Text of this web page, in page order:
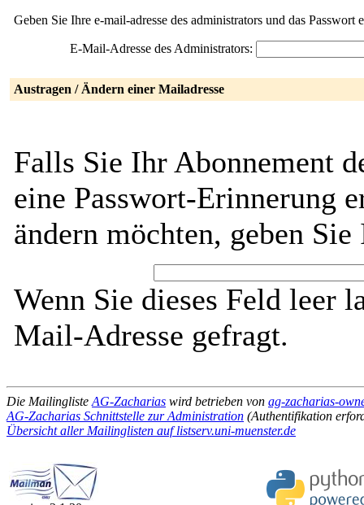
Geben Sie Ihre e-mail-adresse des administrators und das
E-Mail-Adresse des Administrators:
Austragen / Ändern einer Mailadresse
Falls Sie Ihr Abonnement
eine Passwort-Erinnerung
ändern möchten, geben
Wenn Sie dieses Feld leer
Mail-Adresse gefragt.
Die Mailingliste AG-Zacharias wird betrieben von ag-zacharias-
AG-Zacharias Schnittstelle zur Administration (Authentifikation
Übersicht aller Mailinglisten auf listserv.uni-muenster.de